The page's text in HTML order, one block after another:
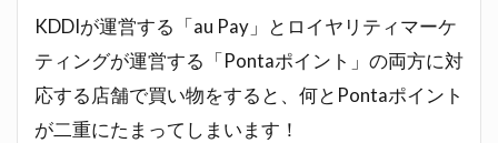
KDDIが運営する「au Pay」とロイヤリティマーケ
ティングが運営する「Pontaポイント」の両方に対
応する店舗で買い物をすると、何とPontaポイント
が二重にたまってしまいます！